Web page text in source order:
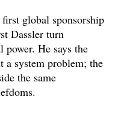
global sponsorship
Dassler turn
He says the
system problem; the
the same